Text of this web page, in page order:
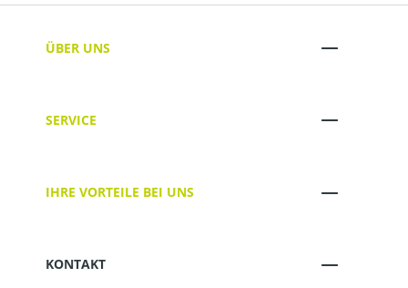
ÜBER UNS
SERVICE
IHRE VORTEILE BEI UNS
KONTAKT